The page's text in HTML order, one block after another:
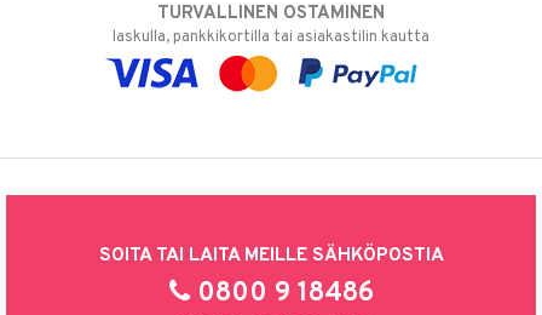
TURVALLINEN OSTAMINEN
laskulla, pankkikortilla tai asiakastilin kautta
SOITA TAI LAITA MEILLE SÄHKÖPOSTIA
0800 9 18486